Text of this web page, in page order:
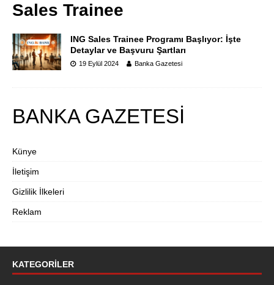
Sales Trainee
ING Sales Trainee Programı Başlıyor: İşte
Detaylar ve Başvuru Şartları
19 Eylül 2024 Banka Gazetesi
BANKA GAZETESİ
Künye
İletişim
Gizlilik İlkeleri
Reklam
KATEGORILER